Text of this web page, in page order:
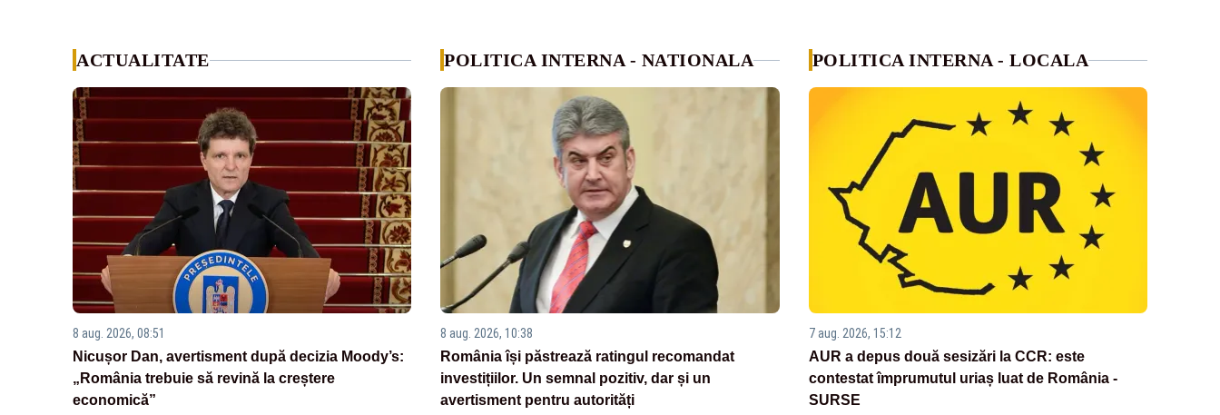
ACTUALITATE
8 aug. 2026, 08:51
Nicușor Dan, avertisment după decizia Moody’s:
„România trebuie să revină la creștere
economică”
POLITICA INTERNA - NATIONALA
8 aug. 2026, 10:38
România își păstrează ratingul recomandat
investițiilor. Un semnal pozitiv, dar și un
avertisment pentru autorități
POLITICA INTERNA - LOCALA
7 aug. 2026, 15:12
AUR a depus două sesizări la CCR: este
contestat împrumutul uriaș luat de România -
SURSE